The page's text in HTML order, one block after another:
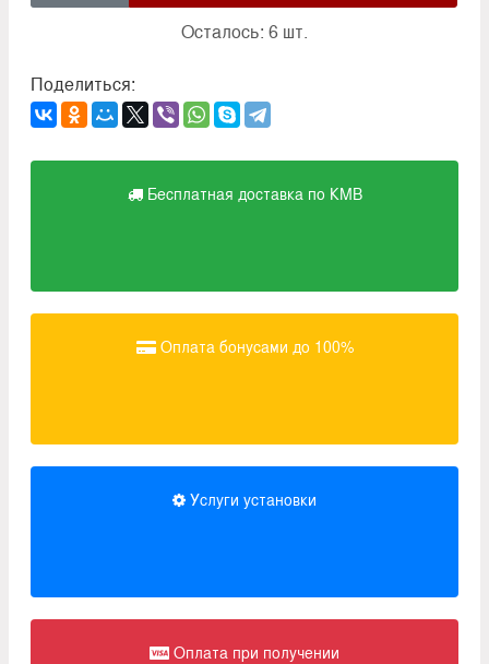
Осталось: 6 шт.
Поделиться:
Бесплатная доставка по КМВ
Оплата бонусами до 100%
Услуги установки
Оплата при получении